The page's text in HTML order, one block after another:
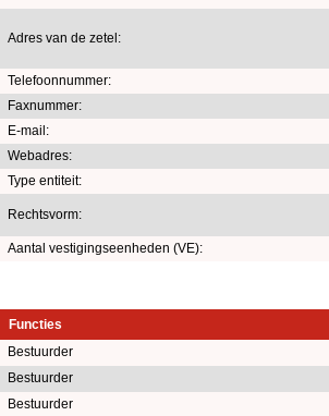
Adres van de zetel:
Telefoonnummer:
Faxnummer:
E-mail:
Webadres:
Type entiteit:
Rechtsvorm:
Aantal vestigingseenheden (VE):
Functies
Bestuurder
Bestuurder
Bestuurder